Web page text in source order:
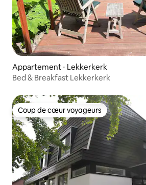
Appartement ⋅ Lekkerkerk
Bed & Breakfast Lekkerkerk
Coup de cœur voyageurs
Coup de cœur voyageurs